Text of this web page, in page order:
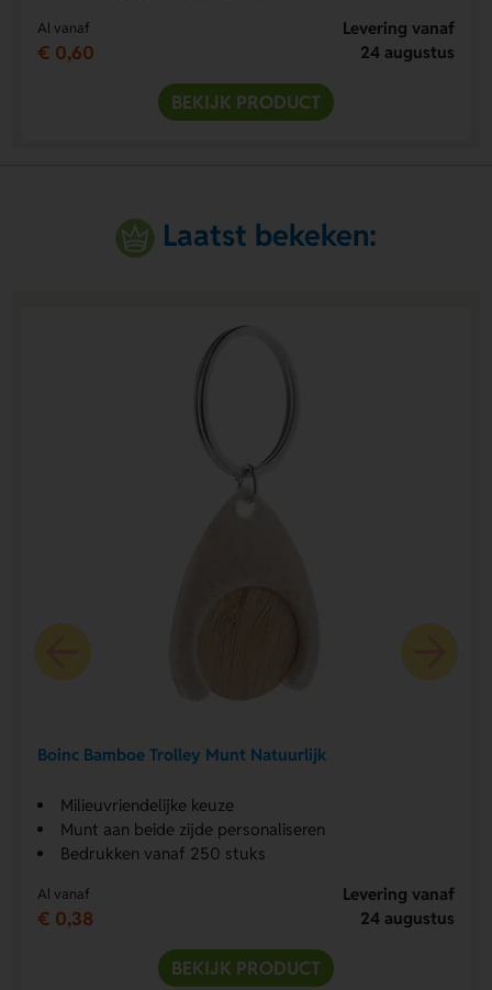
Al vanaf
€ 0,60
Levering vanaf
24 augustus
BEKIJK PRODUCT
Laatst bekeken:
Boinc Bamboe Trolley Munt Natuurlijk
Milieuvriendelijke keuze
Munt aan beide zijde personaliseren
Bedrukken vanaf 250 stuks
Al vanaf
€ 0,38
Levering vanaf
24 augustus
BEKIJK PRODUCT